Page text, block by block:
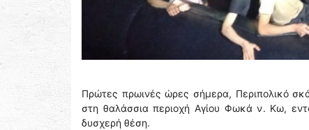
Πρώτες πρωινές ώρες σήμερα, Περιπολικό
στη θαλάσσια περιοχή Αγίου Φωκά ν. Κω,
δυσχερή θέση.